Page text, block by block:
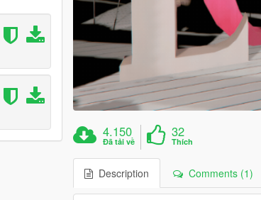
4.150
Đã tải về
32
Thích
Description Comments (1)